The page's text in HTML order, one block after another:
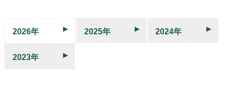
2026年 2025年 2024年
2023年